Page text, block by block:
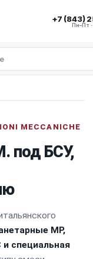
+7 (843)
Пн–Пт
C.M.
C.M.
C.M.
смесей,
MECCANICHE
под БСУ,
MP,
специальная